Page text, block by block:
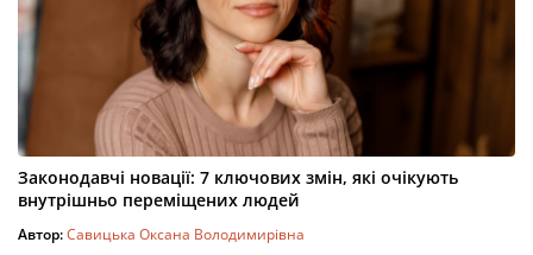
Законодавчі новації: 7 ключових змін, які очікують
внутрішньо переміщених людей
Автор:Савицька Оксана Володимирівна